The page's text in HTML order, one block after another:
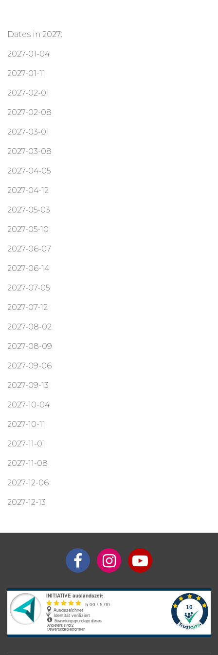
Dates in 2027:
2027-01-04
2027-01-11
2027-02-01
2027-02-08
2027-03-01
2027-03-08
2027-04-05
2027-04-12
2027-05-03
2027-05-10
2027-06-07
2027-06-14
2027-07-05
2027-07-12
2027-08-02
2027-08-09
2027-09-06
2027-09-13
2027-10-04
2027-10-11
2027-11-01
2027-11-08
2027-12-06
2027-12-13